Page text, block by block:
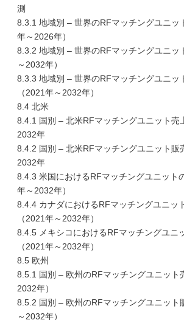
測
8.3.1 地域別 – 世界のRFマッチングユニッ
年～2026年）
8.3.2 地域別 – 世界のRFマッチングユニッ
～2032年）
8.3.3 地域別 – 世界のRFマッチングユニッ
（2021年～2032年）
8.4 北米
8.4.1 国別 – 北米RFマッチングユニット売
2032年
8.4.2 国別 – 北米RFマッチングユニット販
2032年
8.4.3 米国におけるRFマッチングユニット
年～2032年）
8.4.4 カナダにおけるRFマッチングユニッ
（2021年～2032年）
8.4.5 メキシコにおけるRFマッチングユニ
（2021年～2032年）
8.5 欧州
8.5.1 国別 – 欧州のRFマッチングユニット
2032年）
8.5.2 国別 – 欧州のRFマッチングユニット
～2032年）